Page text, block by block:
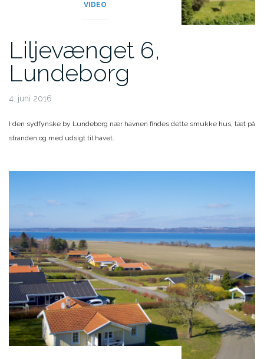
VIDEO
Liljevænget 6,
Lundeborg
4. juni 2016
I den sydfynske by Lundeborg nær havnen findes dette smukke hus, tæt på
stranden og med udsigt til havet.